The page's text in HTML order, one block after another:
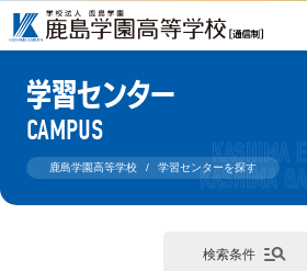
学習センター
CAMPUS
鹿島学園高等学校 学習センターを探す
検索条件 manage_search